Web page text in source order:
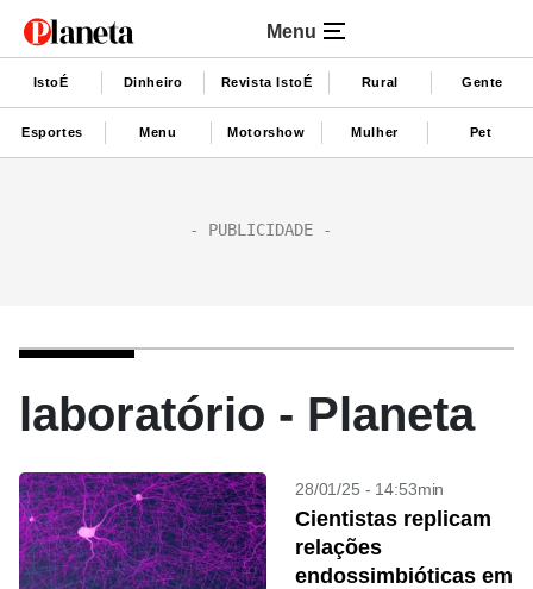
Menu
IstoÉ Dinheiro Revista IstoÉ Rural Gente
Esportes Menu Motorshow Mulher Pet
laboratório - Planeta
28/01/25 - 14:53min
Cientistas replicam
relações
endossimbióticas em